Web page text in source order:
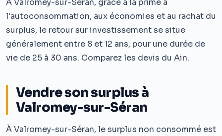
À Valromey-sur-Séran, grâce à la prime à
l'autoconsommation, aux économies et au rachat du
surplus, le retour sur investissement se situe
généralement entre 8 et 12 ans, pour une durée de
vie de 25 à 30 ans. Comparez les devis du Ain.
Vendre son surplus à
Valromey-sur-Séran
À Valromey-sur-Séran, le surplus non consommé est